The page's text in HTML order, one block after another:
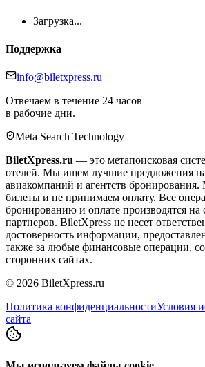
Загрузка...
Поддержка
info@biletxpress.ru
Отвечаем в течение 24 часов
в рабочие дни.
Meta Search Technology
BiletXpress.ru — это метапоисковая
отелей. Мы ищем лучшие предложения на
авиакомпаний и агентств
билеты и не принимаем оплату. Все
бронированию и оплате производятся на
партнеров. BiletXpress не несет
достоверность информации,
также за любые финансовые операции,
сторонних сайтах.
© 2026 BiletXpress.ru
Политика конфиденциальностиУсловия
сайта